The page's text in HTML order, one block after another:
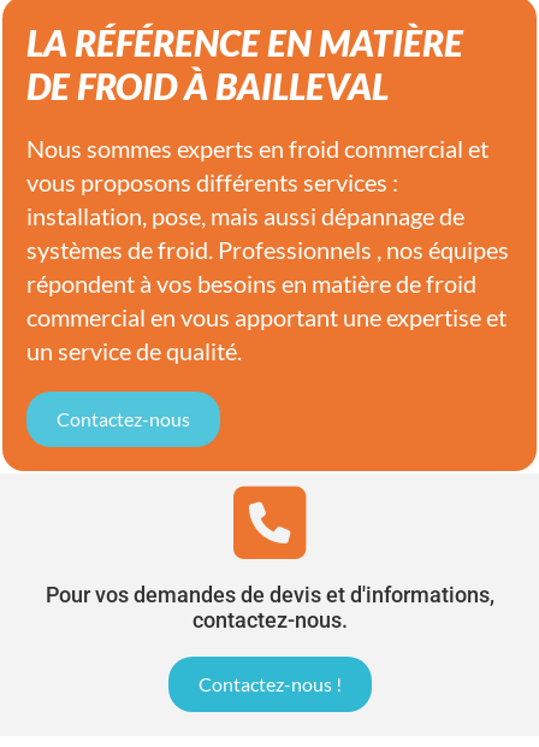
LA RÉFÉRENCE EN MATIÈRE
DE FROID À BAILLEVAL
Nous sommes experts en froid commercial et
vous proposons différents services :
installation, pose, mais aussi dépannage de
systèmes de froid. Professionnels , nos équipes
répondent à vos besoins en matière de froid
commercial en vous apportant une expertise et
un service de qualité.
Contactez-nous
Pour vos demandes de devis et d'informations,
contactez-nous.
Contactez-nous !